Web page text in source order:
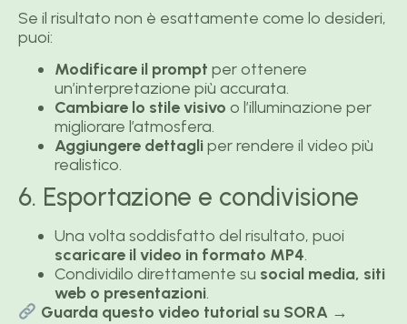
Se il risultato non è esattamente come lo desideri,
puoi:
Modificare il prompt per ottenere
un’interpretazione più accurata.
Cambiare lo stile visivo o l’illuminazione per
migliorare l’atmosfera.
Aggiungere dettagliper rendere il video più
realistico.
6. Esportazione e condivisione
Una volta soddisfatto del risultato, puoi
scaricare il video in formato MP4.
Condividilo direttamente su social media, siti
web o presentazioni.
Guarda questo video tutorial su SORA→